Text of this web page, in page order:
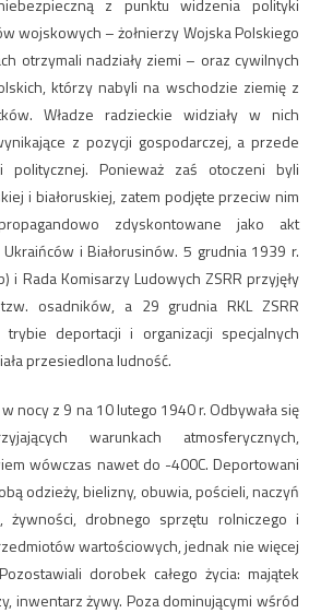
z punktu widzenia polityki
wojskowych – żołnierzy Wojska Polskiego
otrzymali nadziały ziemi – oraz cywilnych
którzy nabyli na wschodzie ziemię z
Władze radzieckie widziały w nich
z pozycji gospodarczej, a przede
politycznej. Ponieważ zaś otoczeni byli
i białoruskiej, zatem podjęte przeciw nim
zdyskontowane jako akt
i Białorusinów. 5 grudnia 1939 r.
i Rada Komisarzy Ludowych ZSRR przyjęły
osadników, a 29 grudnia RKL ZSRR
trybie deportacji i organizacji specjalnych
przesiedlona ludność.
nocy z 9 na 10 lutego 1940 r. Odbywała się
warunkach atmosferycznych,
wówczas nawet do -400C. Deportowani
odzieży, bielizny, obuwia, pościeli, naczyń
żywności, drobnego sprzętu rolniczego i
wartościowych, jednak nie więcej
dorobek całego życia: majątek
inwentarz żywy. Poza dominującymi wśród